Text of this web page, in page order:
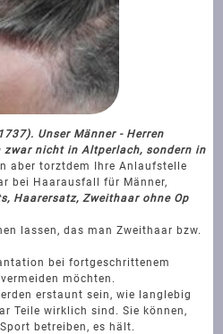
Unser Männer - Herren
nicht in Altperlach, sondern in
aber torztdem Ihre Anlaufstelle
bei Haarausfall für Männer,
Haarersatz, Zweithaar ohne Op
lassen, das man Zweithaar bzw.
bei fortgeschrittenem
möchten.
erstaunt sein, wie langlebig
Teile wirklich sind. Sie können,
betreiben, es hält.